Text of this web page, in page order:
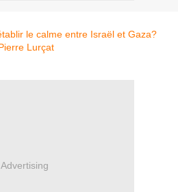
Advertising